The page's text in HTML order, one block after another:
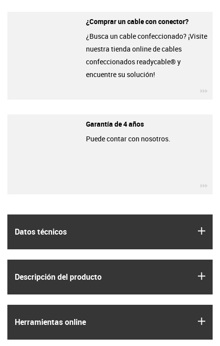
Datos técnicos
Descripción del producto
Herramientas online
¿Comprar un cable con conector?
¿Busca un cable confeccionado? ¡Visite
nuestra tienda online de cables
confeccionados readycable® y
encuentre su solución!
Garantía de 4 años
Puede contar con nosotros.